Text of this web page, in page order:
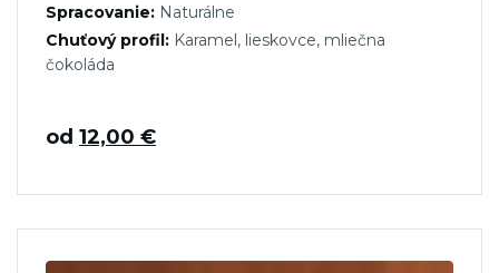
Spracovanie: Naturálne
Chuťový profil: Karamel, lieskovce, mliečna
čokoláda
od 12,00 €